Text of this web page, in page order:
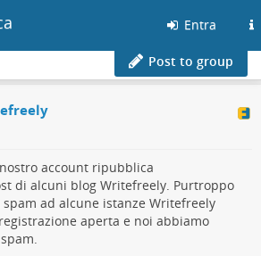
Entra
Post to group
account ripubblica
di alcuni blog Writefreely. Purtroppo
ad alcune istanze Writefreely
aperta e noi abbiamo